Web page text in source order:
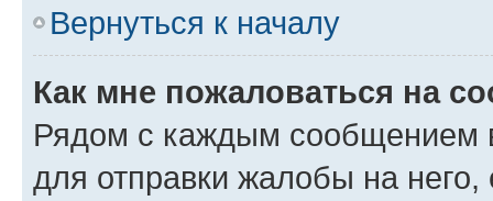
Вернуться к началу
Как мне пожаловаться на
Рядом с каждым сообщением
для отправки жалобы на